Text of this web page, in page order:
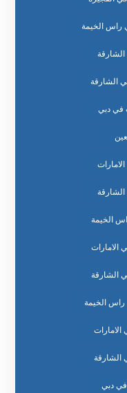
الخيمة
الشارقة
في دبي
الخيمة
الشارقة
الخيمة
دبي